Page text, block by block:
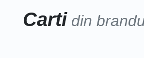
Carti din